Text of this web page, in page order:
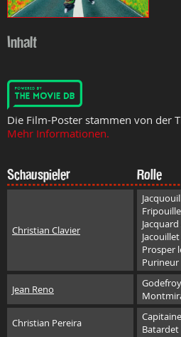
Inhalt
Die Film-Poster stammen von der
Mehr Informationen.
Schauspieler Rolle
Christian Clavier
Prosper
Purineur
Jean Reno
Christian Pereira
Capitaine
Batardet